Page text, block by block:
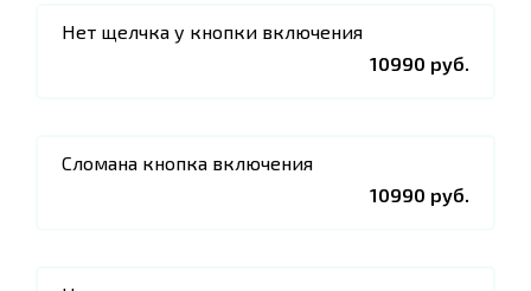
Нет щелчка у кнопки включения
10990 руб.
Сломана кнопка включения
10990 руб.